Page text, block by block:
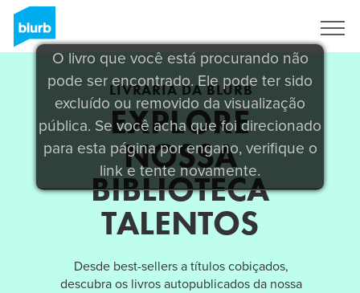
O livro que você está procurando não
pode ser encontrado. Ele pode ter sido
excluído ou removido da visualização
pública. Se você acha que foi direcionado
para esta página por engano, verifique o
link e tente novamente.
LIVRARIA DA BLURB
EXPLORE
NOSSA
BIBLIOTECA
TALENTOS
Desde best-sellers a títulos cobiçados,
descubra os livros autopublicados da nossa